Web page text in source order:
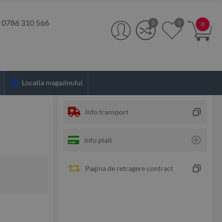
0786 310 566 0
0 0
Locatia magazinului
Info transport
Info plati
Pagina de retragere contract